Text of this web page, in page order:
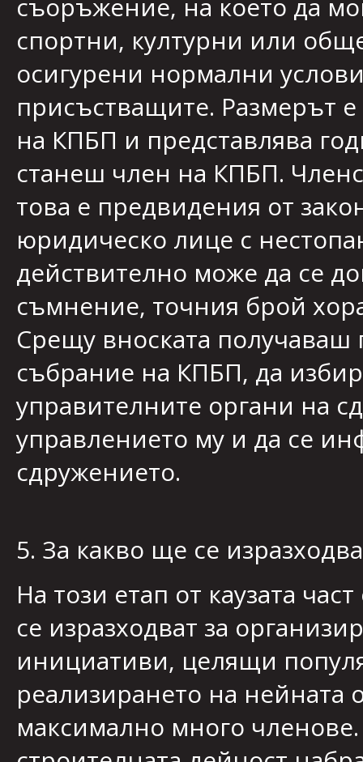
съоръжение, на което да
спортни, културни или
осигурени нормални
присъстващите. Размерът
на КПБП и представлява
станеш член на КПБП.
това е предвидения от
юридическо лице с
действително може да се
съмнение, точния брой
Срещу вноската
събрание на КПБП, да
управителните органи на
управлението му и да се
сдружението.
5. За какво ще се
На този етап от каузата
се изразходват за
инициативи, целящи
реализирането на нейната
максимално много